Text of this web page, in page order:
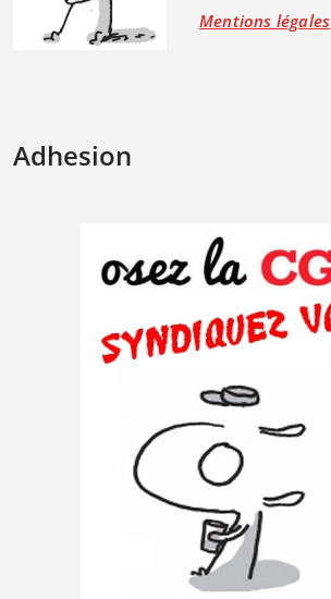
Mentions légales
Adhesion